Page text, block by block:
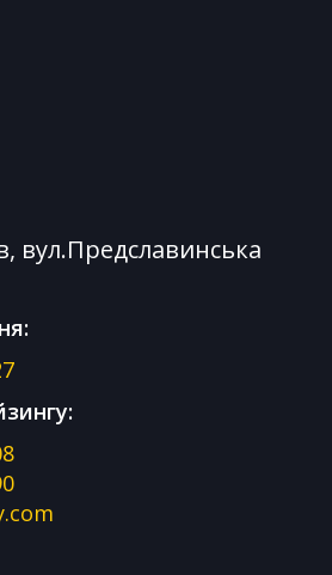
вул.Предславинська